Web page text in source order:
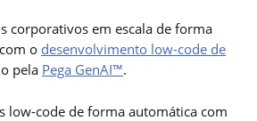
corporativos em escala de forma
o desenvolvimento low-code de
pela Pega GenAI™.
low-code de forma automática com